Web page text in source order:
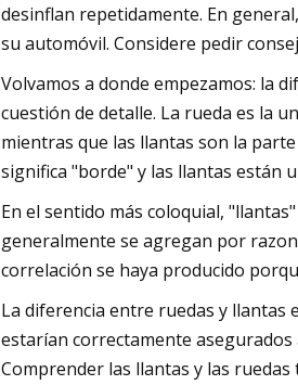
desinflan repetidamente. En
su automóvil. Considere pedir
Volvamos a donde empezamos: la
cuestión de detalle. La rueda es la
mientras que las llantas son la
significa "borde" y las llantas están
En el sentido más coloquial,
generalmente se agregan por
correlación se haya producido
La diferencia entre ruedas y llantas
estarían correctamente
Comprender las llantas y las